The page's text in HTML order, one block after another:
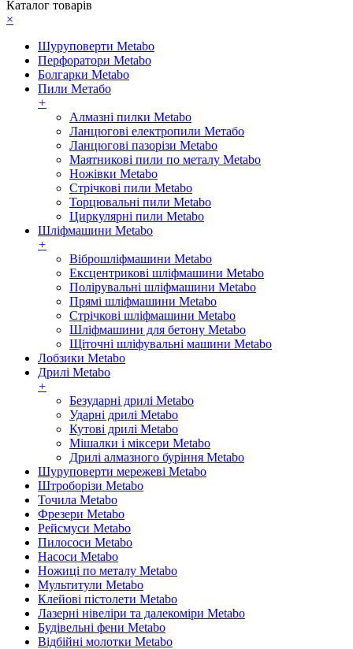
Каталог товарів
×
Шуруповерти Metabo
Перфоратори Metabo
Болгарки Metabo
Пили Метабо
+
Алмазні пилки Metabo
Ланцюгові електропили Метабо
Ланцюгові пазорізи Metabo
Маятникові пили по металу Metabo
Ножівки Metabo
Стрічкові пили Metabo
Торцювальні пили Metabo
Циркулярні пили Metabo
Шліфмашини Metabo
+
Віброшліфмашини Metabo
Ексцентрикові шліфмашини Metabo
Полірувальні шліфмашини Metabo
Прямі шліфмашини Metabo
Стрічкові шліфмашини Metabo
Шліфмашини для бетону Metabo
Щіточні шліфувальні машини Metabo
Лобзики Metabo
Дрилі Metabo
+
Безударні дрилі Metabo
Ударні дрилі Metabo
Кутові дрилі Metabo
Мішалки і міксери Metabo
Дрилі алмазного буріння Metabo
Шуруповерти мережеві Metabo
Штроборізи Metabo
Точила Metabo
Фрезери Metabo
Рейсмуси Metabo
Пилососи Metabo
Насоси Metabo
Ножиці по металу Metabo
Мультитули Metabo
Клейові пістолети Metabo
Лазерні нівеліри та далекоміри Metabo
Будівельні фени Metabo
Відбійні молотки Metabo